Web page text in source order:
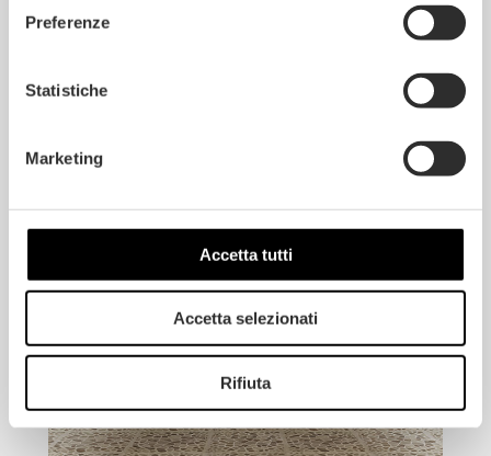
Preferenze
Statistiche
Marketing
Accetta tutti
Accetta selezionati
Rifiuta